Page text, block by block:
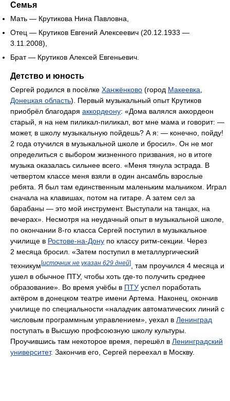
Семья
Мать — Крутикова Нина Павловна,
Отец — Крутиков Евгений Алексеевич (20.12.1933 —
3.11.2008),
Брат — Крутиков Алексей Евгеньевич.
Детство и юность
Сергей родился в посёлке Ханжёнково (город Макеевка
Донецкая область). Первый музыкальный опыт Крутиков
приобрёл благодаря аккордеону: «Дома валялся аккордеон
старый, я на нем пиликал-пиликал, вот мне мама и говорит: —
может, в школу музыкальную пойдешь? А я: — конечно, пойду!
2 года отучился в музыкальной школе и бросил». Он не мог
определиться с выбором жизненного призвания, но в итоге
музыка оказалась сильнее всего. «Меня тянула эстрада. В
четвертом классе меня взяли в один ансамбль взрослые
ребята. Я был там единственным маленьким мальчиком. Играл
сначала на клавишах, потом на гитаре. А затем сел за
барабаны — это мой инструмент. Выступали на танцах, на
вечерах». Несмотря на неудачный опыт в музыкальной школе,
по окончании 8-го класса Сергей поступил в музыкальное
училище в Ростове-на-Дону по классу ритм-секции. Через
2 месяца бросил. «Затем поступил в металлургический
техникум[источник не указан 629 дней]
, там проучился 4 месяца и
ушел в обычное ПТУ, чтобы хоть где-то получить среднее
образование». Во время учёбы в ПТУ успел поработать
актёром в донецком театре имени Артема. Наконец, окончив
училище по специальности «наладчик автоматических линий с
числовым программным управлением», уехал в Ленинград
поступать в Высшую профсоюзную школу культуры.
Проучившись там некоторое время, перешёл в Ленинградский
университет. Закончив его, Сергей переехал в Москву.